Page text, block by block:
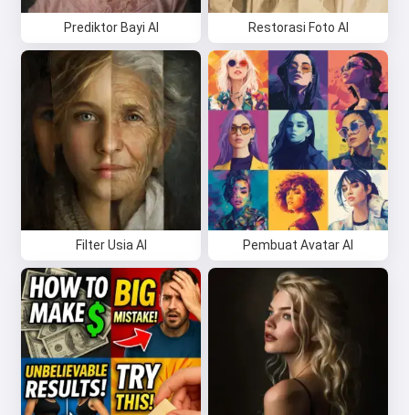
Prediktor Bayi AI Restorasi Foto AI
Filter Usia AI Pembuat Avatar AI